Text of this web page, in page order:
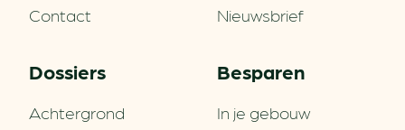
Contact
Nieuwsbrief
Dossiers
Achtergrond
Besparen
In je gebouw